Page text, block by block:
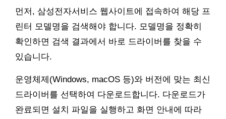
먼저, 삼성전자서비스 웹사이트에 접속하여 해당 프
린터 모델명을 검색해야 합니다. 모델명을 정확히
확인하면 검색 결과에서 바로 드라이버를 찾을 수
있습니다.
운영체제(Windows, macOS 등)와 버전에 맞는 최신
드라이버를 선택하여 다운로드합니다. 다운로드가
완료되면 설치 파일을 실행하고 화면 안내에 따라